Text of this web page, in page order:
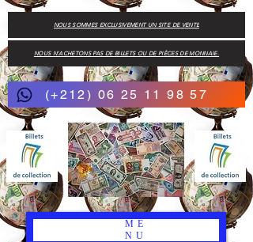
(+212) 06 25 11 98 57
ME
NU
NOUS N'ACHETONS PAS DE BILLETS OU DE PIÈCES DE MONNAIE.
NOUS SOMMES EXCLUSIVEMENT UN SITE DE VENTE